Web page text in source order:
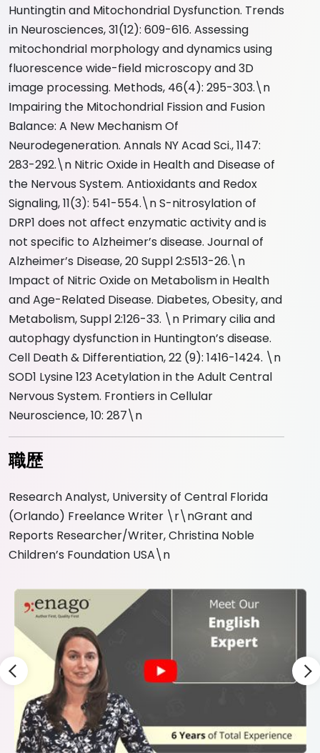
Huntingtin and Mitochondrial Dysfunction. Trends
in Neurosciences, 31(12): 609-616. Assessing
mitochondrial morphology and dynamics using
fluorescence wide-field microscopy and 3D
image processing. Methods, 46(4): 295-303.\n
Impairing the Mitochondrial Fission and Fusion
Balance: A New Mechanism Of
Neurodegeneration. Annals NY Acad Sci., 1147:
283-292.\n Nitric Oxide in Health and Disease of
the Nervous System. Antioxidants and Redox
Signaling, 11(3): 541-554.\n S-nitrosylation of
DRP1 does not affect enzymatic activity and is
not specific to Alzheimer’s disease. Journal of
Alzheimer’s Disease, 20 Suppl 2:S513-26.\n
Impact of Nitric Oxide on Metabolism in Health
and Age-Related Disease. Diabetes, Obesity, and
Metabolism, Suppl 2:126-33. \n Primary cilia and
autophagy dysfunction in Huntington’s disease.
Cell Death & Differentiation, 22 (9): 1416-1424. \n
SOD1 Lysine 123 Acetylation in the Adult Central
Nervous System. Frontiers in Cellular
Neuroscience, 10: 287\n
職歴
Research Analyst, University of Central Florida
(Orlando) Freelance Writer \r\nGrant and
Reports Researcher/Writer, Christina Noble
Children’s Foundation USA\n
Slide 3 of 9